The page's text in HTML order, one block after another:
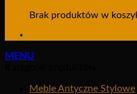
Brak produktów w
MENU
Meble Antyczne Stylowe